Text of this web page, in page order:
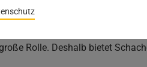
Rolle. Deshalb bietet